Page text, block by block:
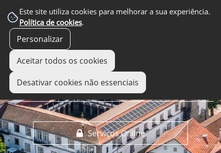
Este site utiliza cookies para melhorar a sua experiência.
Política de cookies.
Personalizar
Aceitar todos os cookies
Desativar cookies não essenciais
Serviços Online
EM DESTAQUE